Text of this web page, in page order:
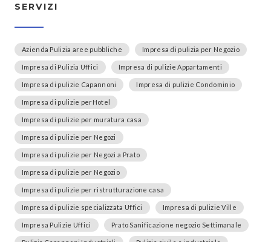
SERVIZI
Azienda Pulizia aree pubbliche Impresa di pulizia per Negozio
Impresa di Pulizia Uffici Impresa di pulizie Appartamenti
Impresa di pulizie Capannoni Impresa di pulizie Condominio
Impresa di pulizie perHotel
Impresa di pulizie per muratura casa
Impresa di pulizie per Negozi
Impresa di pulizie per Negozi a Prato
Impresa di pulizie per Negozio
Impresa di pulizie per ristrutturazione casa
Impresa di pulizie specializzata Uffici Impresa di pulizie Ville
Impresa Pulizie Uffici Prato Sanificazione negozio Settimanale